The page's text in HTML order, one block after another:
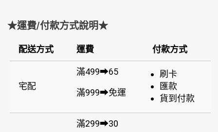
★運費/付款方式說明★
配送方式 運費 付款方式
宅配
滿499➡65
滿999➡免運
刷卡
匯款
貨到付款
滿299➡30